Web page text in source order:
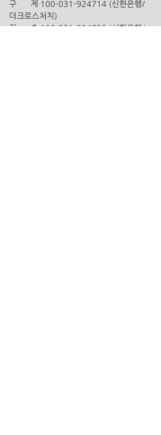
구       제 100-031-924714 (신한은행/
더크로스처치)
건       축 100-031-924720 (신한은행/